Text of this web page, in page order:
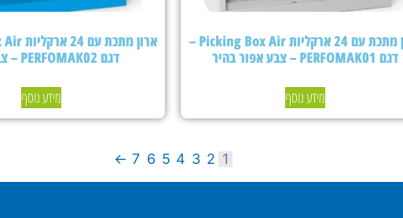
ארון מתכת עם 24 ארקליות Picking Box Air –
דגם PERFOMAK01 – צבע אפור בהיר
מידע נוסף
דגם PERFOMAK02 – צבע כחול
מידע נוסף
1
2
3
4
5
6
7
←